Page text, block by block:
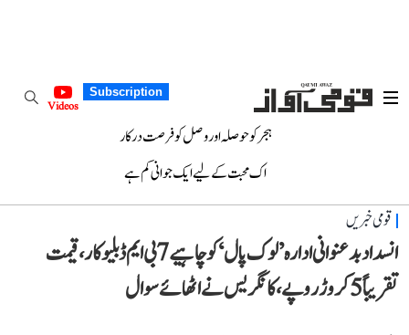
Subscription
Videos
ہجر کو حوصلہ اور وصل کو فرصت درکار
اک محبت کے لیے ایک جوانی کم ہے
قومی خبریں
انسداد بدعنوانی ادارہ ’لوک پال‘ کو چاہیے 7 بی ایم ڈبلیو کار، قیمت
تقریباً 5 کروڑ روپے، کانگریس نے اٹھائے سوال